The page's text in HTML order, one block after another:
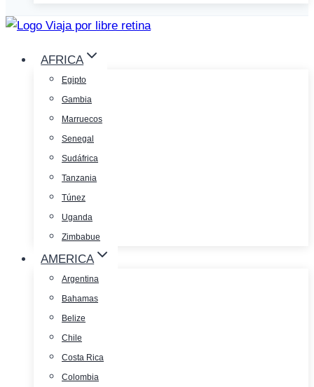
AFRICA
Egipto
Gambia
Marruecos
Senegal
Sudáfrica
Tanzania
Túnez
Uganda
Zimbabue
AMERICA
Argentina
Bahamas
Belize
Chile
Costa Rica
Colombia